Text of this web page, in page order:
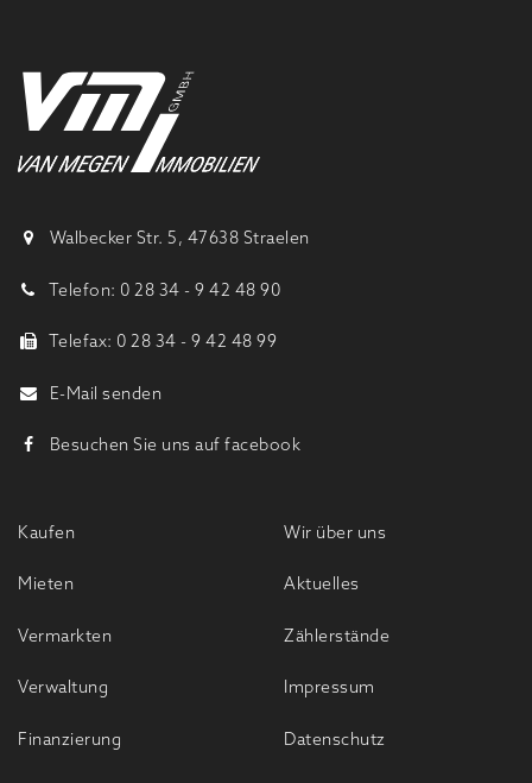
Walbecker Str. 5, 47638 Straelen
Telefon: 0 28 34 - 9 42 48 90
Telefax: 0 28 34 - 9 42 48 99
E-Mail senden
Besuchen Sie uns auf facebook
Kaufen
Mieten
Vermarkten
Verwaltung
Finanzierung
Wir über uns
Aktuelles
Zählerstände
Impressum
Datenschutz